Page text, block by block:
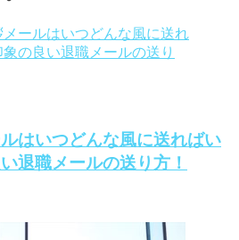
はいつどんな風に送ればい
退職メールの送り方！